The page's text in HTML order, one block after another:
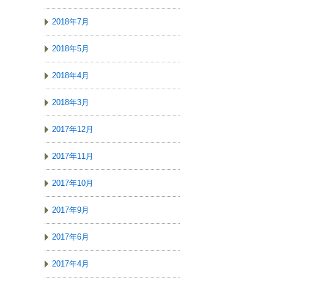
2018年7月
2018年5月
2018年4月
2018年3月
2017年12月
2017年11月
2017年10月
2017年9月
2017年6月
2017年4月